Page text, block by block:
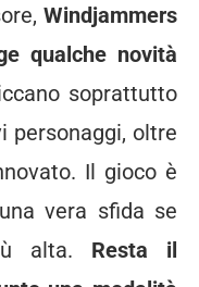
Windjammers
qualche novità
soprattutto
personaggi, oltre
Il gioco è
vera sfida se
alta. Resta il